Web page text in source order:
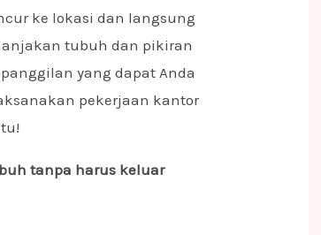
ke lokasi dan langsung
tubuh dan pikiran
yang dapat Anda
pekerjaan kantor
tanpa harus keluar